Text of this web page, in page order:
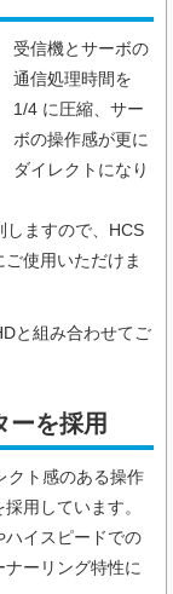
受信機とサーボの
通信処理時間を
1/4 に圧縮、サー
ボの操作感が更に
ダイレクトになり
しますので、HCS
使用いただけま
と組み合わせてご
ーを採用
クト感のある操作
用しています。
ハイスピードでの
ーリング特性に